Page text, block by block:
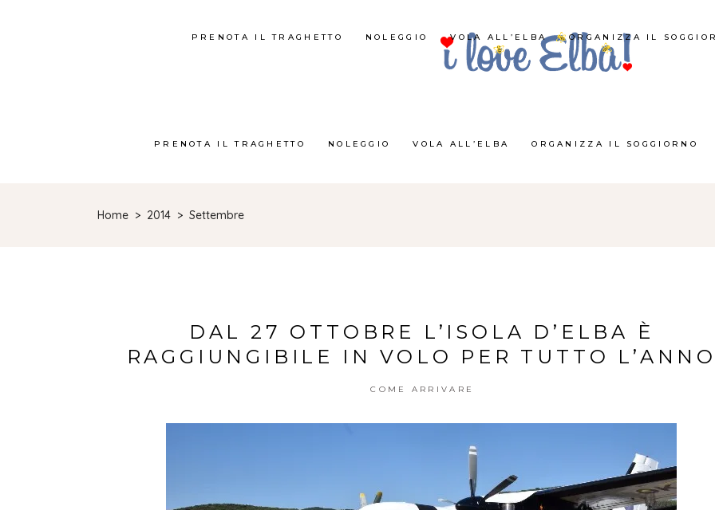
PRENOTA IL TRAGHETTO NOLEGGIO VOLA ALL’ELBA ORGANIZZA IL SOGGIORNO
PRENOTA IL TRAGHETTO NOLEGGIO VOLA ALL’ELBA ORGANIZZA IL
Home > 2014 > Settembre
DAL 27 OTTOBRE L’ISOLA D’ELBA È
RAGGIUNGIBILE IN VOLO PER TUTTO
COME ARRIVARE